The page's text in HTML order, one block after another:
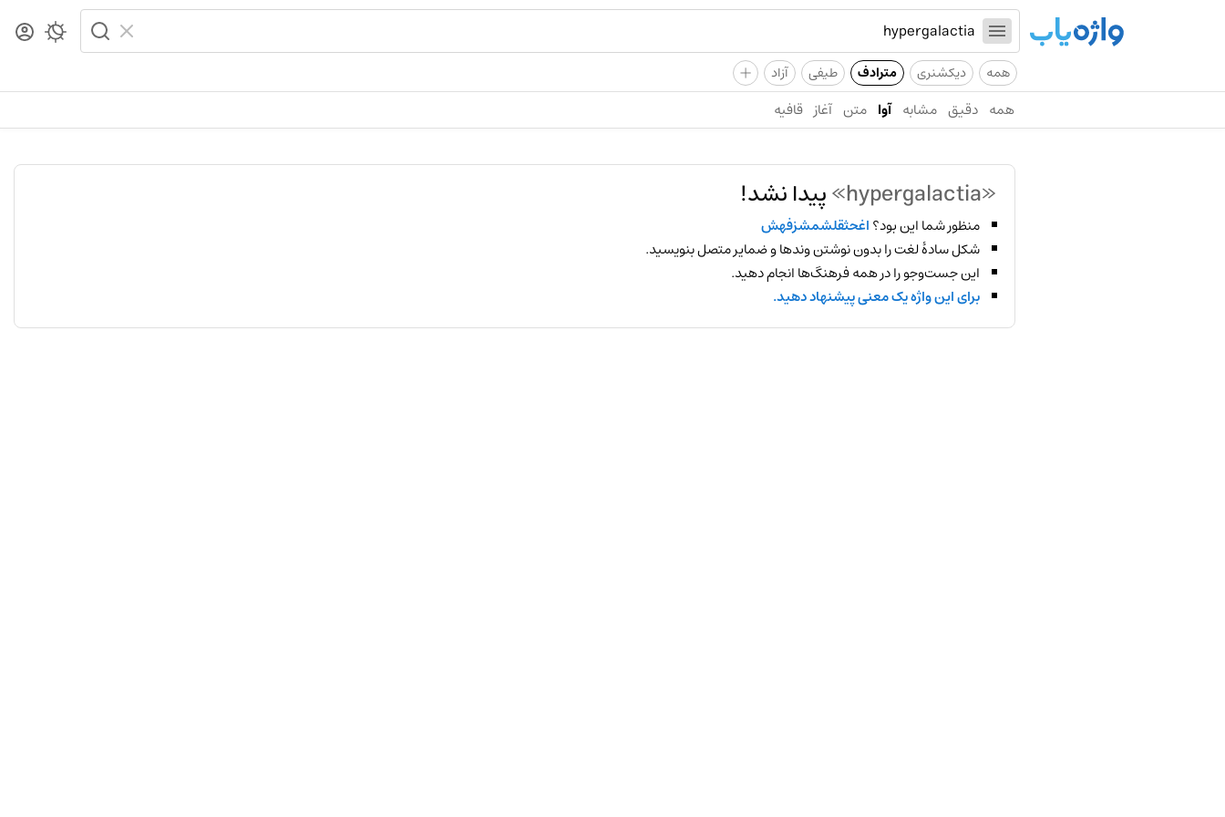
همه دیکشنری مترادف طیفی آزاد +
همه دقیق مشابه آوا متن آغاز قافیه
«hypergalactia» پیدا نشد!
منظور شما این بود؟اغحثقلشمشزفهش
شکل سادهٔ لغت را بدون نوشتن وندها و ضمایر متصل بنویسید.
این جست‌وجو را در همه فرهنگ‌ها انجام دهید.
برای این واژه یک معنی پیشنهاد دهید.